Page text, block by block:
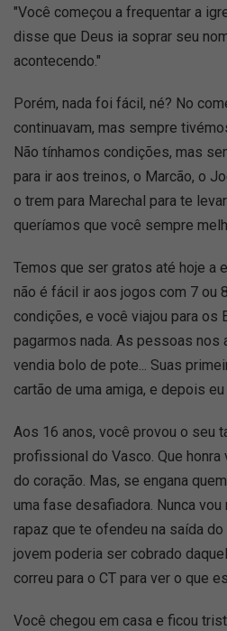
"Você começou a frequentar a
disse que Deus ia soprar seu
acontecendo."
Porém, nada foi fácil, né? No
continuavam, mas sempre
Não tínhamos condições, mas
para ir aos treinos, o Marcão, o
o trem para Marechal para te
queríamos que você sempre
Temos que ser gratos até hoje a
não é fácil ir aos jogos com 7 ou
condições, e você viajou para os
pagarmos nada. As pessoas nos
vendia bolo de pote... Suas
cartão de uma amiga, e depois
Aos 16 anos, você provou o seu
profissional do Vasco. Que
do coração. Mas, se engana
uma fase desafiadora. Nunca
rapaz que te ofendeu na saída
jovem poderia ser cobrado
correu para o CT para ver o que
Você chegou em casa e ficou